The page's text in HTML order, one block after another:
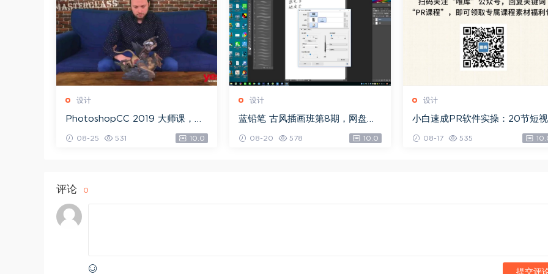
设计
PhotoshopCC 2019 大师课，网
08-25 531 10.0
设计
蓝铅笔 古风插画班第8期，网盘下
08-20 578 10.0
设计
小白速成PR软件实操：20节短视
频赚钱课，教你月入过万（完
结），网盘下载(5.68G)
08-17 535
评论 0
提交评